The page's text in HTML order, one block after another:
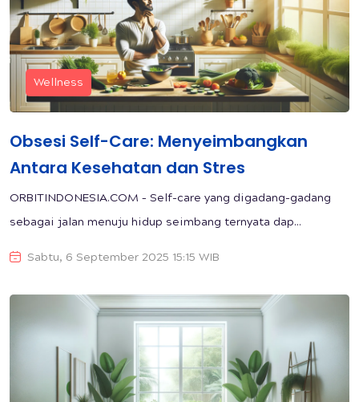
Wellness
Obsesi Self-Care: Menyeimbangkan
Antara Kesehatan dan Stres
ORBITINDONESIA.COM – Self-care yang digadang-gadang
sebagai jalan menuju hidup seimbang ternyata dap...
Sabtu, 6 September 2025 15:15 WIB